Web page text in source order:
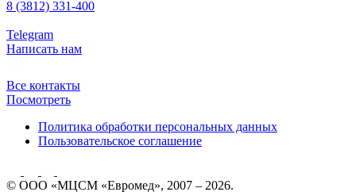
8 (3812) 331-400
Telegram
Написать нам
Все контакты
Посмотреть
Политика обработки персональных данных
Пользовательское соглашение
© ООО «МЦСМ «Евромед», 2007 – 2026.